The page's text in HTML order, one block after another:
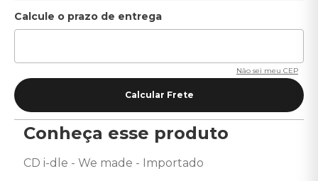
Não sei meu CEP
Conheça esse produto
CD i-dle - We made - Importado